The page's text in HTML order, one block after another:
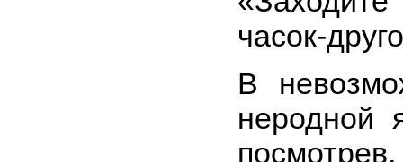
часок-
В
неродной